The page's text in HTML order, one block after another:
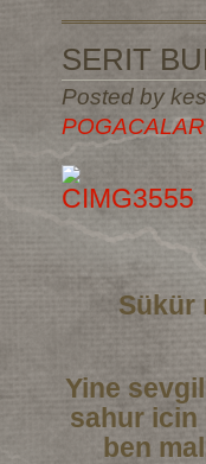
SERIT
Posted by
POGACALAR
Sükür
Yine
sahur icin
ben